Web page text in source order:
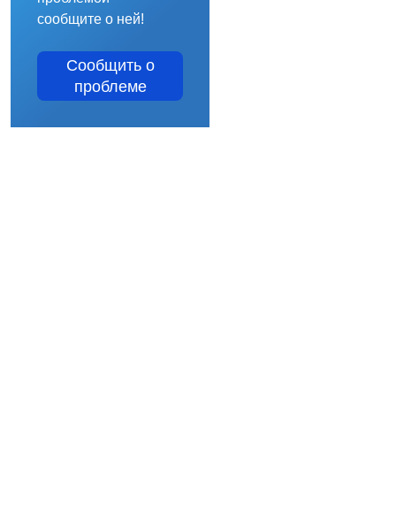
сообщите о ней!
Сообщить о
проблеме